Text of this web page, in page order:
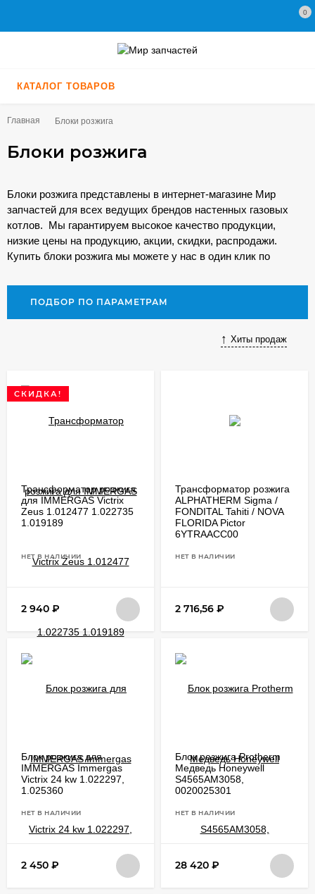
0
КАТАЛОГ ТОВАРОВ
Главная Блоки розжига
Блоки розжига
Блоки розжига представлены в интернет-магазине Мир
запчастей для всех ведущих брендов настенных газовых
котлов. Мы гарантируем высокое качество продукции,
низкие цены на продукцию, акции, скидки, распродажи.
Купить блоки розжига мы можете у нас в один клик по
спецусловия!
ПОДБОР ПО ПАРАМЕТРАМ
Хиты продаж
СКИДКА!
Трансформатор розжига
для IMMERGAS Victrix
Zeus 1.012477 1.022735
1.019189
НЕТ В НАЛИЧИИ
2 940 ₽
Трансформатор розжига
ALPHATHERM Sigma /
FONDITAL Tahiti / NOVA
FLORIDA Pictor
6YTRAACC00
НЕТ В НАЛИЧИИ
2 716,56 ₽
Блок розжига для
IMMERGAS Immergas
Victrix 24 kw 1.022297,
1.025360
НЕТ В НАЛИЧИИ
2 450 ₽
Блок розжига Protherm
Медведь Honeywell
S4565AM3058,
0020025301
НЕТ В НАЛИЧИИ
28 420 ₽